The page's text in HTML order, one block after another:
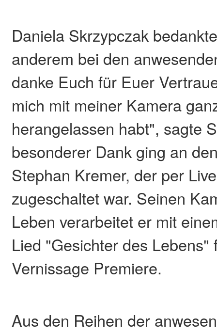
Daniela Skrzypczak
anderem bei den
danke Euch für Euer
mich mit meiner Kamera
herangelassen habt", sagte
besonderer Dank ging an
Stephan Kremer, der per
zugeschaltet war. Seinen
Leben verarbeitet er mit
Lied "Gesichter des Lebens"
Vernissage Premiere.
Aus den Reihen der